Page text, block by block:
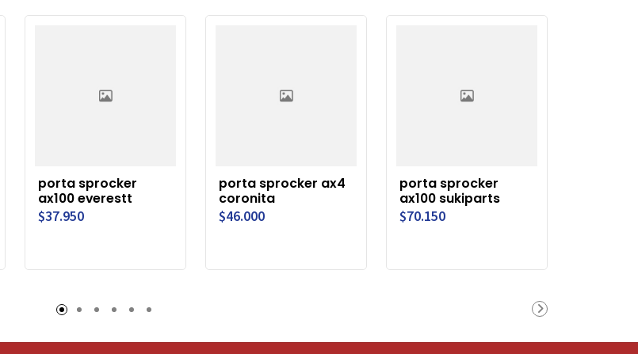
porta sprocker
ax100 everestt
$37.950
porta sprocker ax4
coronita
$46.000
porta sprocker
ax100 sukiparts
$70.150